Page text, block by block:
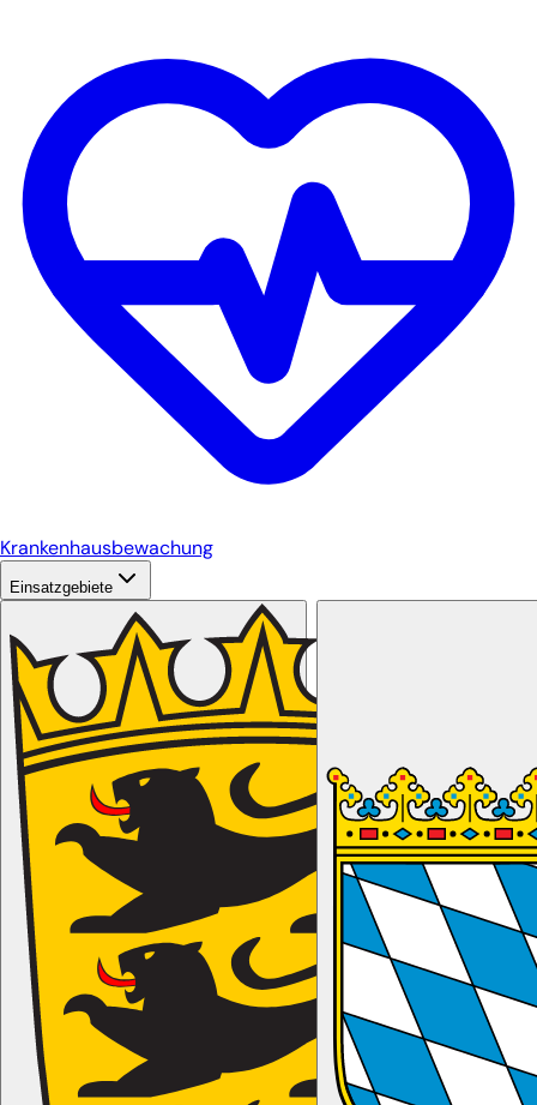
Krankenhausbewachung
Einsatzgebiete